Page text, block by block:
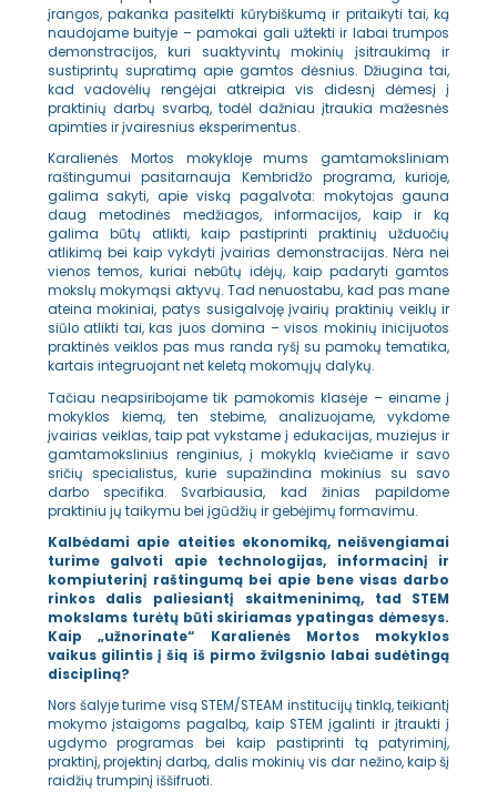
įrangos, pakanka pasitelkti kūrybiškumą ir pritaikyti tai, ką
naudojame buityje – pamokai gali užtekti ir labai trumpos
demonstracijos, kuri suaktyvintų mokinių įsitraukimą ir
sustiprintų supratimą apie gamtos dėsnius. Džiugina tai,
kad vadovėlių rengėjai atkreipia vis didesnį dėmesį į
praktinių darbų svarbą, todėl dažniau įtraukia mažesnės
apimties ir įvairesnius eksperimentus.
Karalienės Mortos mokykloje mums gamtamoksliniam
raštingumui pasitarnauja Kembridžo programa, kurioje,
galima sakyti, apie viską pagalvota: mokytojas gauna
daug metodinės medžiagos, informacijos, kaip ir ką
galima būtų atlikti, kaip pastiprinti praktinių užduočių
atlikimą bei kaip vykdyti įvairias demonstracijas. Nėra nei
vienos temos, kuriai nebūtų idėjų, kaip padaryti gamtos
mokslų mokymąsi aktyvų. Tad nenuostabu, kad pas mane
ateina mokiniai, patys susigalvoję įvairių praktinių veiklų ir
siūlo atlikti tai, kas juos domina – visos mokinių inicijuotos
praktinės veiklos pas mus randa ryšį su pamokų tematika,
kartais integruojant net keletą mokomųjų dalykų.
Tačiau neapsiribojame tik pamokomis klasėje – einame į
mokyklos kiemą, ten stebime, analizuojame, vykdome
įvairias veiklas, taip pat vykstame į edukacijas, muziejus ir
gamtamokslinius renginius, į mokyklą kviečiame ir savo
sričių specialistus, kurie supažindina mokinius su savo
darbo specifika. Svarbiausia, kad žinias papildome
praktiniu jų taikymu bei įgūdžių ir gebėjimų formavimu.
Kalbėdami apie ateities ekonomiką, neišvengiamai
turime galvoti apie technologijas, informacinį ir
kompiuterinį raštingumą bei apie bene visas darbo
rinkos dalis paliesiantį skaitmeninimą, tad STEM
mokslams turėtų būti skiriamas ypatingas dėmesys.
Kaip „užnorinate“ Karalienės Mortos mokyklos
vaikus gilintis į šią iš pirmo žvilgsnio labai sudėtingą
discipliną?
Nors šalyje turime visą STEM/STEAM institucijų tinklą, teikiantį
mokymo įstaigoms pagalbą, kaip STEM įgalinti ir įtraukti į
ugdymo programas bei kaip pastiprinti tą patyriminį,
praktinį, projektinį darbą, dalis mokinių vis dar nežino, kaip šį
raidžių trumpinį iššifruoti.